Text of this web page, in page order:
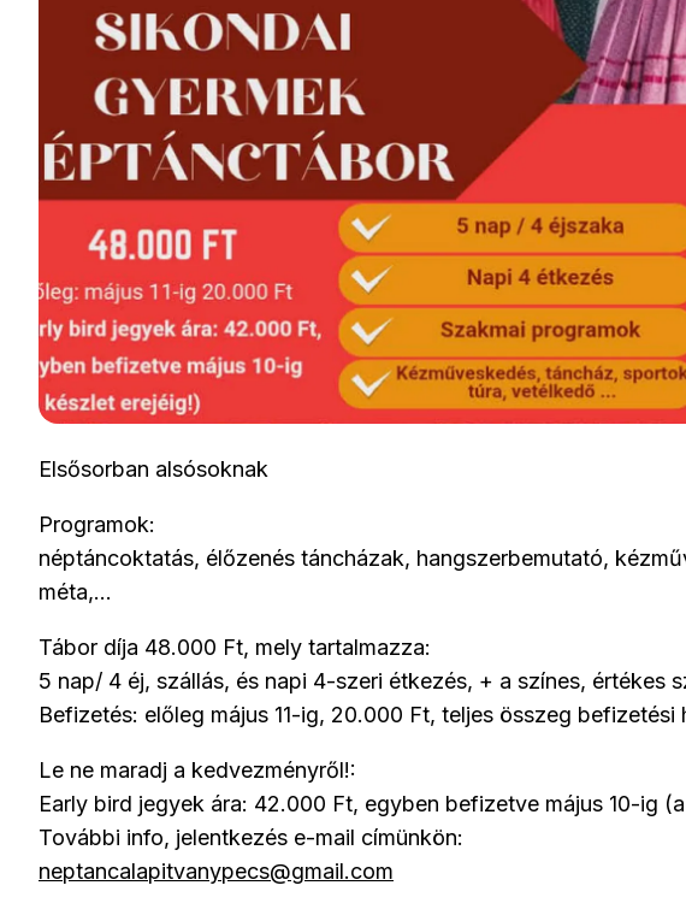
Elsősorban alsósoknak
Programok:
néptáncoktatás, élőzenés táncházak, hangszerbemutató,
méta,...
Tábor díja 48.000 Ft, mely tartalmazza:
5 nap/ 4 éj, szállás, és napi 4-szeri étkezés, + a színes, értékes
Befizetés: előleg május 11-ig, 20.000 Ft, teljes összeg befizetési
Le ne maradj a kedvezményről!:
Early bird jegyek ára: 42.000 Ft, egyben befizetve május 10-ig
További info, jelentkezés e-mail címünkön:
neptancalapitvanypecs@gmail.com